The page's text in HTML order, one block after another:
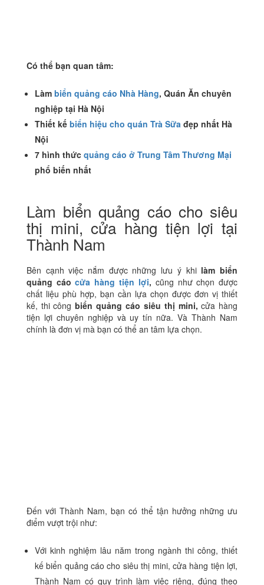
Có thể bạn quan tâm:
Làmbiển quảng cáo Nhà Hàng, Quán Ăn chuyên
nghiệp tại Hà Nội
Thiết kế biển hiệu cho quán Trà Sữađẹp nhất Hà
Nội
7 hình thức quảng cáo ở Trung Tâm Thương Mại
phổ biến nhất
Làm biển quảng cáo cho siêu
thị mini, cửa hàng tiện lợi tại
Thành Nam
Bên cạnh việc nắm được những lưu ý khi làm biển
quảng cáocửa hàng tiện lợi, cũng như chọn được
chất liệu phù hợp, bạn cần lựa chọn được đơn vị thiết
kế, thi côngbiển quảng cáo siêu thị mini, cửa hàng
tiện lợi chuyên nghiệp và uy tín nữa. Và Thành Nam
chính là đơn vị mà bạn có thể an tâm lựa chọn.
Đến với Thành Nam, bạn có thể tận hưởng những ưu
điểm vượt trội như:
Với kinh nghiệm lâu năm trong ngành thi công, thiết
kế biển quảng cáo cho siêu thị mini, cửa hàng tiện lợi,
Thành Nam có quy trình làm việc riêng, đúng theo